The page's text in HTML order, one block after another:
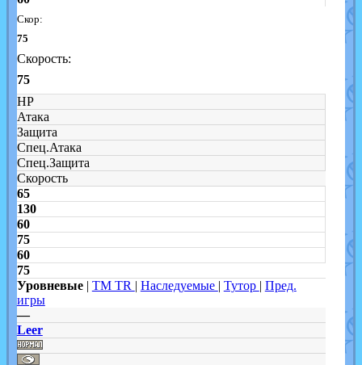
Скор:
75
Скорость:
75
HP
Атака
Защита
Спец.Атака
Спец.Защита
Скорость
65
130
60
75
60
75
Уровневые | TM TR | Наследуемые | Тутор | Пред.
игры
—
Leer